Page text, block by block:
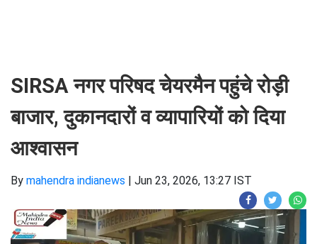
SIRSA नगर परिषद चेयरमैन पहुंचे रोड़ी
बाजार, दुकानदारों व व्यापारियों को दिया
आश्वासन
By mahendra indianews | Jun 23, 2026, 13:27 IST